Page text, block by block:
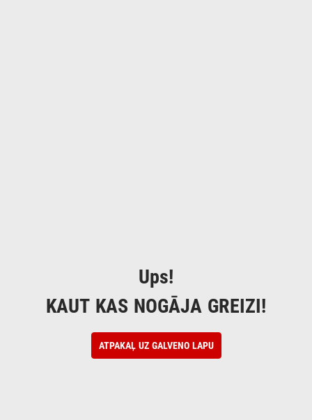
Ups!
KAUT KAS NOGĀJA GREIZI!
ATPAKAĻ UZ GALVENO LAPU